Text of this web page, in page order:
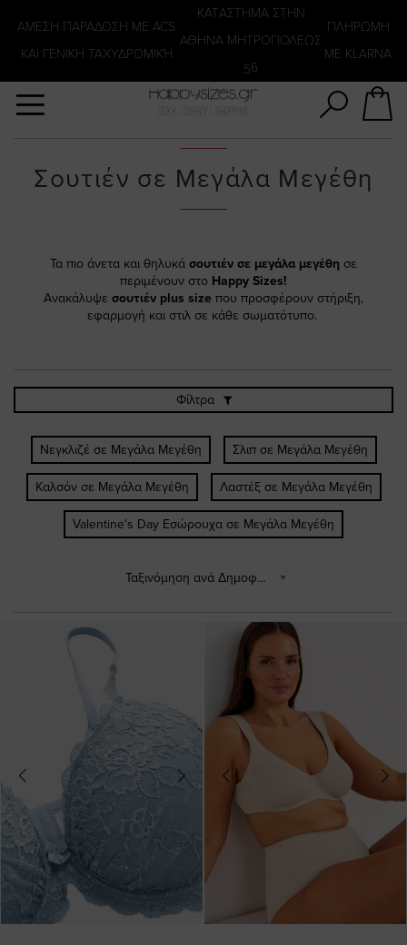
ΑΜΕΣΗ ΠΑΡΑΔΟΣΗ ΜΕ ACS
ΚΑΙ ΓΕΝΙΚΗ ΤΑΧΥΔΡΟΜΙΚΉ
KATΑΣΤΗΜΑ ΣΤΗΝ
ΑΘΗΝΑ ΜΗΤΡΟΠΟΛΕΩΣ
56
ΠΛΗΡΩΜΗ
ΜΕ KLARNA
Σουτιέν σε Μεγάλα Μεγέθη
Τα πιο άνετα και θηλυκά σουτιέν σε μεγάλα μεγέθη σε
περιμένουν στο Happy Sizes!
Ανακάλυψε σουτιέν plus size που προσφέρουν στήριξη,
εφαρμογή και στιλ σε κάθε σωματότυπο.
Φίλτρα
Νεγκλιζέ σε Μεγάλα Μεγέθη Σλιπ σε Μεγάλα Μεγέθη
Καλσόν σε Μεγάλα Μεγέθη Λαστέξ σε Μεγάλα Μεγέθη
Valentine's Day Εσώρουχα σε Μεγάλα Μεγέθη
Ταξινόμηση ανά Δημοφιλέστερα
Αναζήτηση